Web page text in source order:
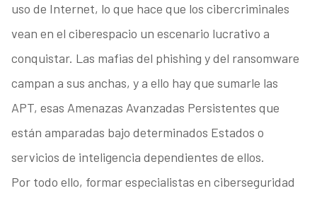
uso de Internet, lo que hace que los cibercriminales
vean en el ciberespacio un escenario lucrativo a
conquistar. Las mafias del phishing y del ransomware
campan a sus anchas, y a ello hay que sumarle las
APT, esas Amenazas Avanzadas Persistentes que
están amparadas bajo determinados Estados o
servicios de inteligencia dependientes de ellos.
Por todo ello, formar especialistas en ciberseguridad